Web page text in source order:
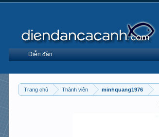
Trang chủ Thành viên minhquang1976
Diễn đàn